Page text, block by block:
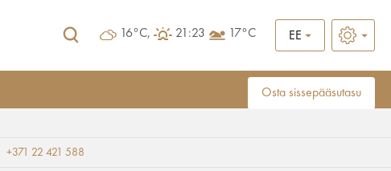
16°C, 21:23 17°C EE
Osta sissepääsutasu
+371 22 421 588